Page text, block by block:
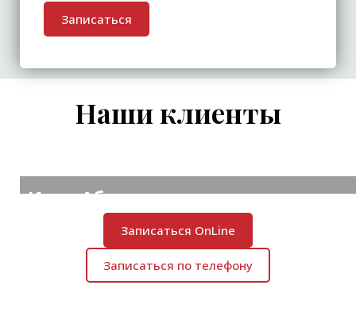
Записаться
Наши клиенты
Иван Абрамов
Комик, резидент шоу «Stand Up»
Записаться OnLine
Записаться по телефону